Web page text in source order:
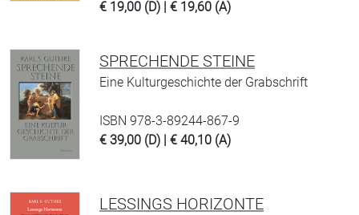
€ 19,00 (D) | € 19,60 (A)
SPRECHENDE STEINE
Eine Kulturgeschichte der Grabschrift
ISBN 978-3-89244-867-9
€ 39,00 (D) | € 40,10 (A)
LESSINGS HORIZONTE